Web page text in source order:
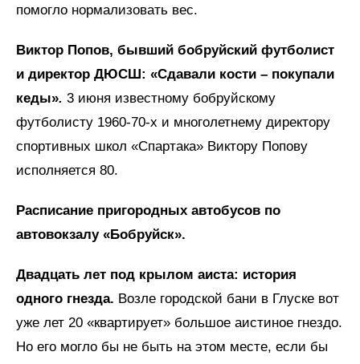
помогло нормализовать вес.
Виктор Попов, бывший бобруйский футболист
и директор ДЮСШ: «Сдавали кости – покупали
кеды». 3 июня известному бобруйскому
футболисту 1960-70-х и многолетнему директору
спортивных школ «Спартака» Виктору Попову
исполняется 80.
Расписание пригородных автобусов по
автовокзалу «Бобруйск».
Двадцать лет под крылом аиста: история
одного гнезда. Возле городской бани в Глуске вот
уже лет 20 «квартирует» большое аистиное гнездо.
Но его могло бы не быть на этом месте, если бы